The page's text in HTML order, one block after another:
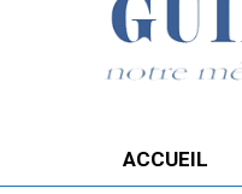
ACCUEIL